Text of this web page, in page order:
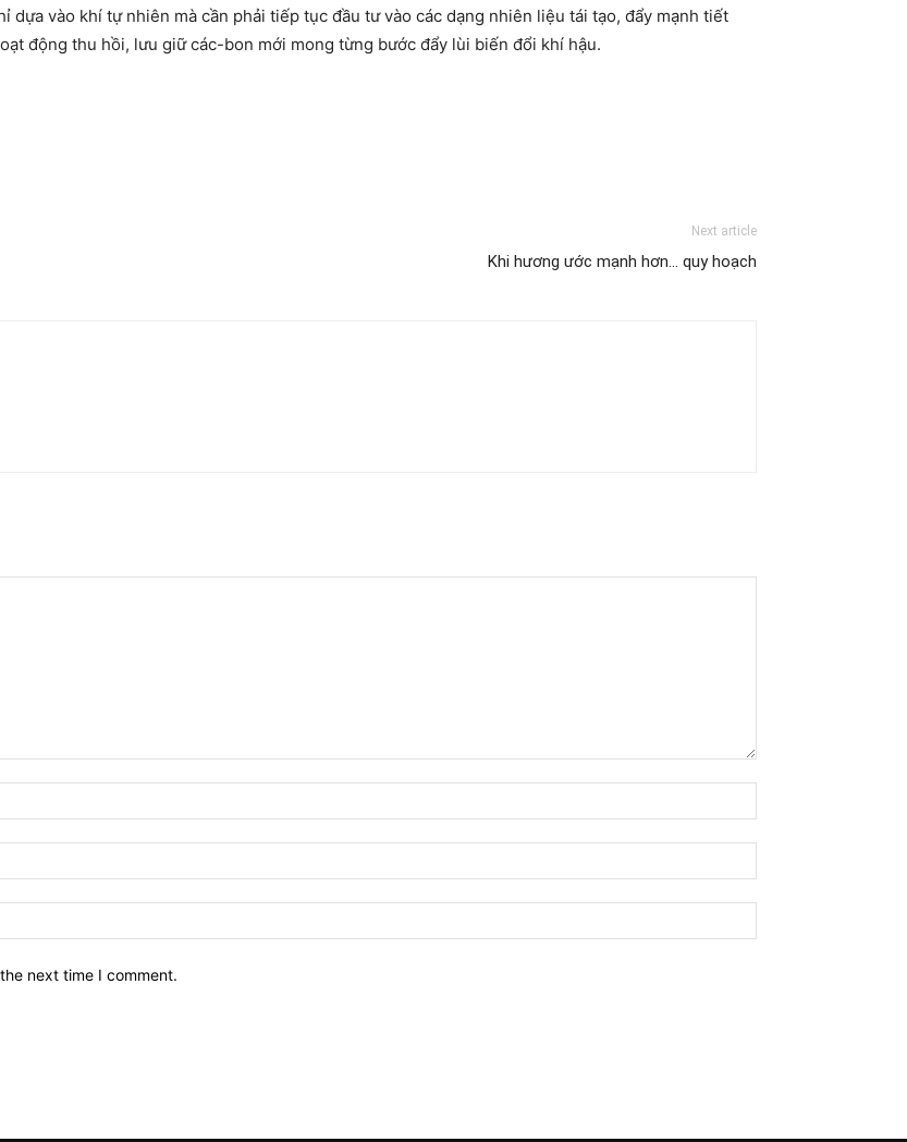
vào khí tự nhiên mà cần phải tiếp tục đầu tư vào các dạng nhiên liệu tái tạo, đẩy mạnh tiết
động thu hồi, lưu giữ các-bon mới mong từng bước đẩy lùi biến đổi khí hậu.
Next article
Khi hương ước mạnh hơn… quy hoạch
next time I comment.